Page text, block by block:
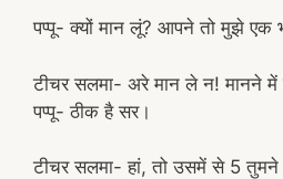
पप्पू- क्यों मान लूं? आपने तो मुझे एक
टीचर सलमा- अरे मान ले न! मानने में
पप्पू- ठीक है सर।
टीचर सलमा- हां, तो उसमें से 5 तुमने